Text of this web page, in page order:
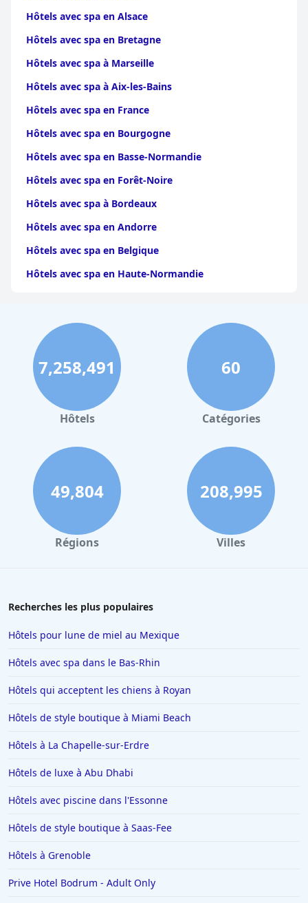
Hôtels avec spa en Alsace
Hôtels avec spa en Bretagne
Hôtels avec spa à Marseille
Hôtels avec spa à Aix-les-Bains
Hôtels avec spa en France
Hôtels avec spa en Bourgogne
Hôtels avec spa en Basse-Normandie
Hôtels avec spa en Forêt-Noire
Hôtels avec spa à Bordeaux
Hôtels avec spa en Andorre
Hôtels avec spa en Belgique
Hôtels avec spa en Haute-Normandie
Hôtels avec spa en Provence Alpes Cote d Azur
Hôtels avec spa à Strasbourg
Hôtels avec spa à Chamonix-Mont-Blanc
Hôtels avec spa en Corse
Hôtels avec spa dans la ville de Québec
Hôtels avec spa en Suisse
7,258,491
Hôtels
60
Catégories
49,804
Régions
208,995
Villes
Recherches les plus populaires
Hôtels pour lune de miel au Mexique
Hôtels avec spa dans le Bas-Rhin
Hôtels qui acceptent les chiens à Royan
Hôtels de style boutique à Miami Beach
Hôtels à La Chapelle-sur-Erdre
Hôtels de luxe à Abu Dhabi
Hôtels avec piscine dans l'Essonne
Hôtels de style boutique à Saas-Fee
Hôtels à Grenoble
Prive Hotel Bodrum - Adult Only